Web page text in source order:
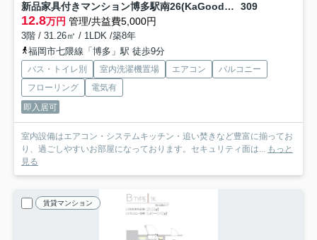
新品家具付きマンション博多駅南26(KaGood福岡) 309
12.8万円 管理/共益費5,000円
3階 / 31.26㎡ / 1LDK /築8年
福岡市七隈線「博多」駅 徒歩9分
バス・トイレ別 室内洗濯機置場 エアコン
バルコニー
フローリング
電気有
即入居可
室内設備はエアコン・システムキッチン・追い焚きなど豊富に揃ってお
り、過ごしやすいお部屋になっております。セキュリティ面は... もっと
見る
賃貸マンション